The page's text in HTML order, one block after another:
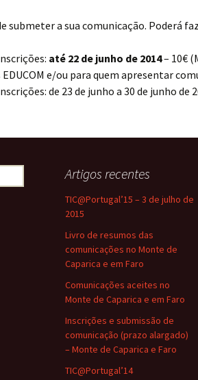
submeter a sua comunicação. Poderá
até 22 de junho de 2014– 10€
EDUCOM e/ou para quem apresentar
de 23 de junho a 30 de junho de
Artigos recentes
TIC@Portugal’15 – 3 de julho de
2015
Livro de resumos das
comunicações no Monte de
Caparica e em Faro
Comunicações aceites no
Monte de Caparica e em Faro
Inscrições e submissão de
comunicação (prazo alargado)
– Monte de Caparica e Faro
TIC@Portugal’14